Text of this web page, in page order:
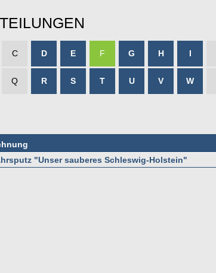
C D E F G H I
Q R S T U V W
"Unser sauberes Schleswig-Holstein"